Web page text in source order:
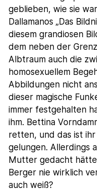
geblieben, wie sie
Dallamanos „Das
diesem grandiosen
dem neben der
Albtraum auch die
homosexuellem
Abbildungen nicht
dieser magische
immer festgehalten
ihm. Bettina
retten, und das ist
gelungen. Allerdings
Mutter gedacht
Berger nie wirklich
auch weiß?